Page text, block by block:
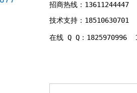
招商热线：13611244447
技术支持：18510630701
在线 Q Q：1825970996